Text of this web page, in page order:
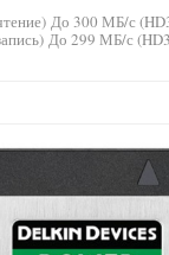
До 300 МБ/с
До 299 МБ/с